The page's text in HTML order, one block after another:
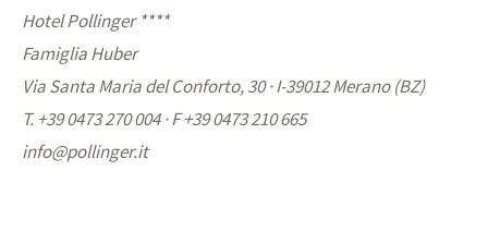
Hotel Pollinger ****
Famiglia Huber
Via Santa Maria del Conforto, 30 · I-39012 Merano (BZ)
T. +39 0473 270 004·F +39 0473 210 665
info@pollinger.it